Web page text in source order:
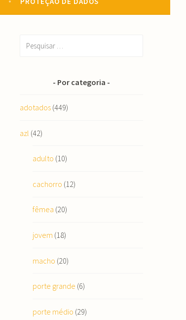
Por categoria
adotados (449)
azl (42)
adulto (10)
cachorro (12)
fêmea (20)
jovem (18)
macho (20)
porte grande (6)
porte médio (29)